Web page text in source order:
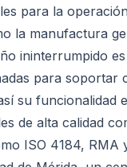
para la
la manufactura
ininterrumpido
para soportar
su funcionalidad
de alta calidad
ISO 4184, RMA